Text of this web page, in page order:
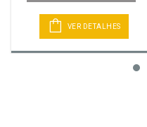
VER DETALHES